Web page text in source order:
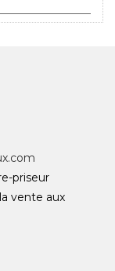
priseur
vente aux